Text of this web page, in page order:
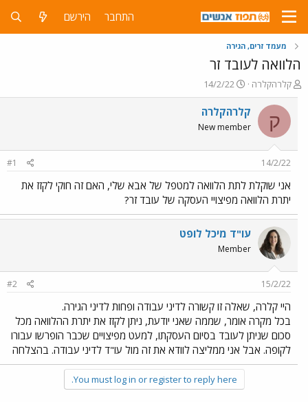
התחבר הירשם
מעמד זרים, הגירה
הלוואה לעובד זר
פ
ו
ת
ח
ה
ש
א
קלרהקלרה
פ
ו
ר
ם
ר
י
ך
14/2/22
ק קלרהקלרה
New member
14/2/22
#1
אני שוקלת לתת הלוואה למטפל של אבא שלי, האם זה חוקי לקזז את
יתרת הלוואה מפיצויי העסקה של עובד זר?
עו"ד מיכל לופט
Member
15/2/22
#2
היי קלרה, שאלה זו קשורה לדיני עבודה ופחות לדיני הגירה.
בכל מקרה אומר, שממה שאני יודעת, ניתן לקזז את יתרת ההלוואה מכל
סכום שניתן לעובד בסיום העסקתו, למעט מפיצויים שכבר הופרשו עבורו
לקופה. אבל אני ממליצה לוודא את זה מול עו"ד לדיני עבודה. בהצלחה
You must log in or register to reply here.